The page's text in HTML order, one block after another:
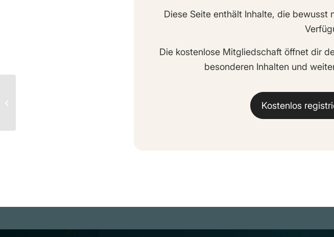
Diese Seite enthält Inhalte, die
Die kostenlose Mitgliedschaft öffnet dir
besonderen Inhalten und
Kostenlos